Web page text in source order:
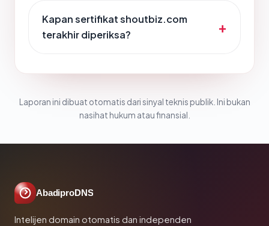
Kapan sertifikat shoutbiz.com
terakhir diperiksa?
Laporan ini dibuat otomatis dari sinyal teknis publik. Ini bukan
nasihat hukum atau finansial.
AbadiproDNS
Intelijen domain otomatis dan independen